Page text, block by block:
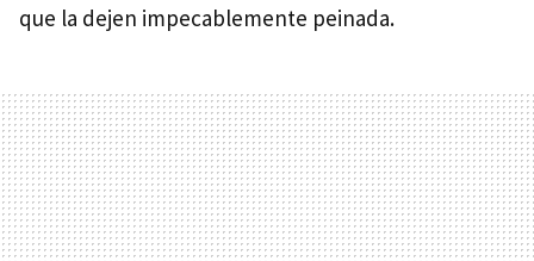
que la dejen impecablemente peinada.